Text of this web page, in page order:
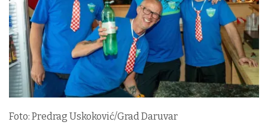
Foto: Predrag Uskoković/Grad Daruvar